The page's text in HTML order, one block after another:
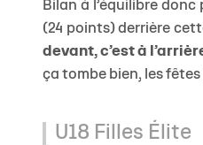
Bilan à l’équilibre
(24 points) derrière
devant, c’est à
ça tombe bien, les
U18 Filles Élite